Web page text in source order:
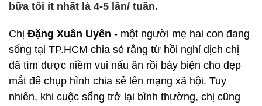
bữa tối ít nhất là 4-5 lần/ tuần.
Chị Đặng Xuân Uyên - một người mẹ hai con đang
sống tại TP.HCM chia sẻ rằng từ hồi nghỉ dịch chị
đã tìm được niềm vui nấu ăn rồi bày biện cho đẹp
mắt để chụp hình chia sẻ lên mạng xã hội. Tuy
nhiên, khi cuộc sống trở lại bình thường, chị cũng